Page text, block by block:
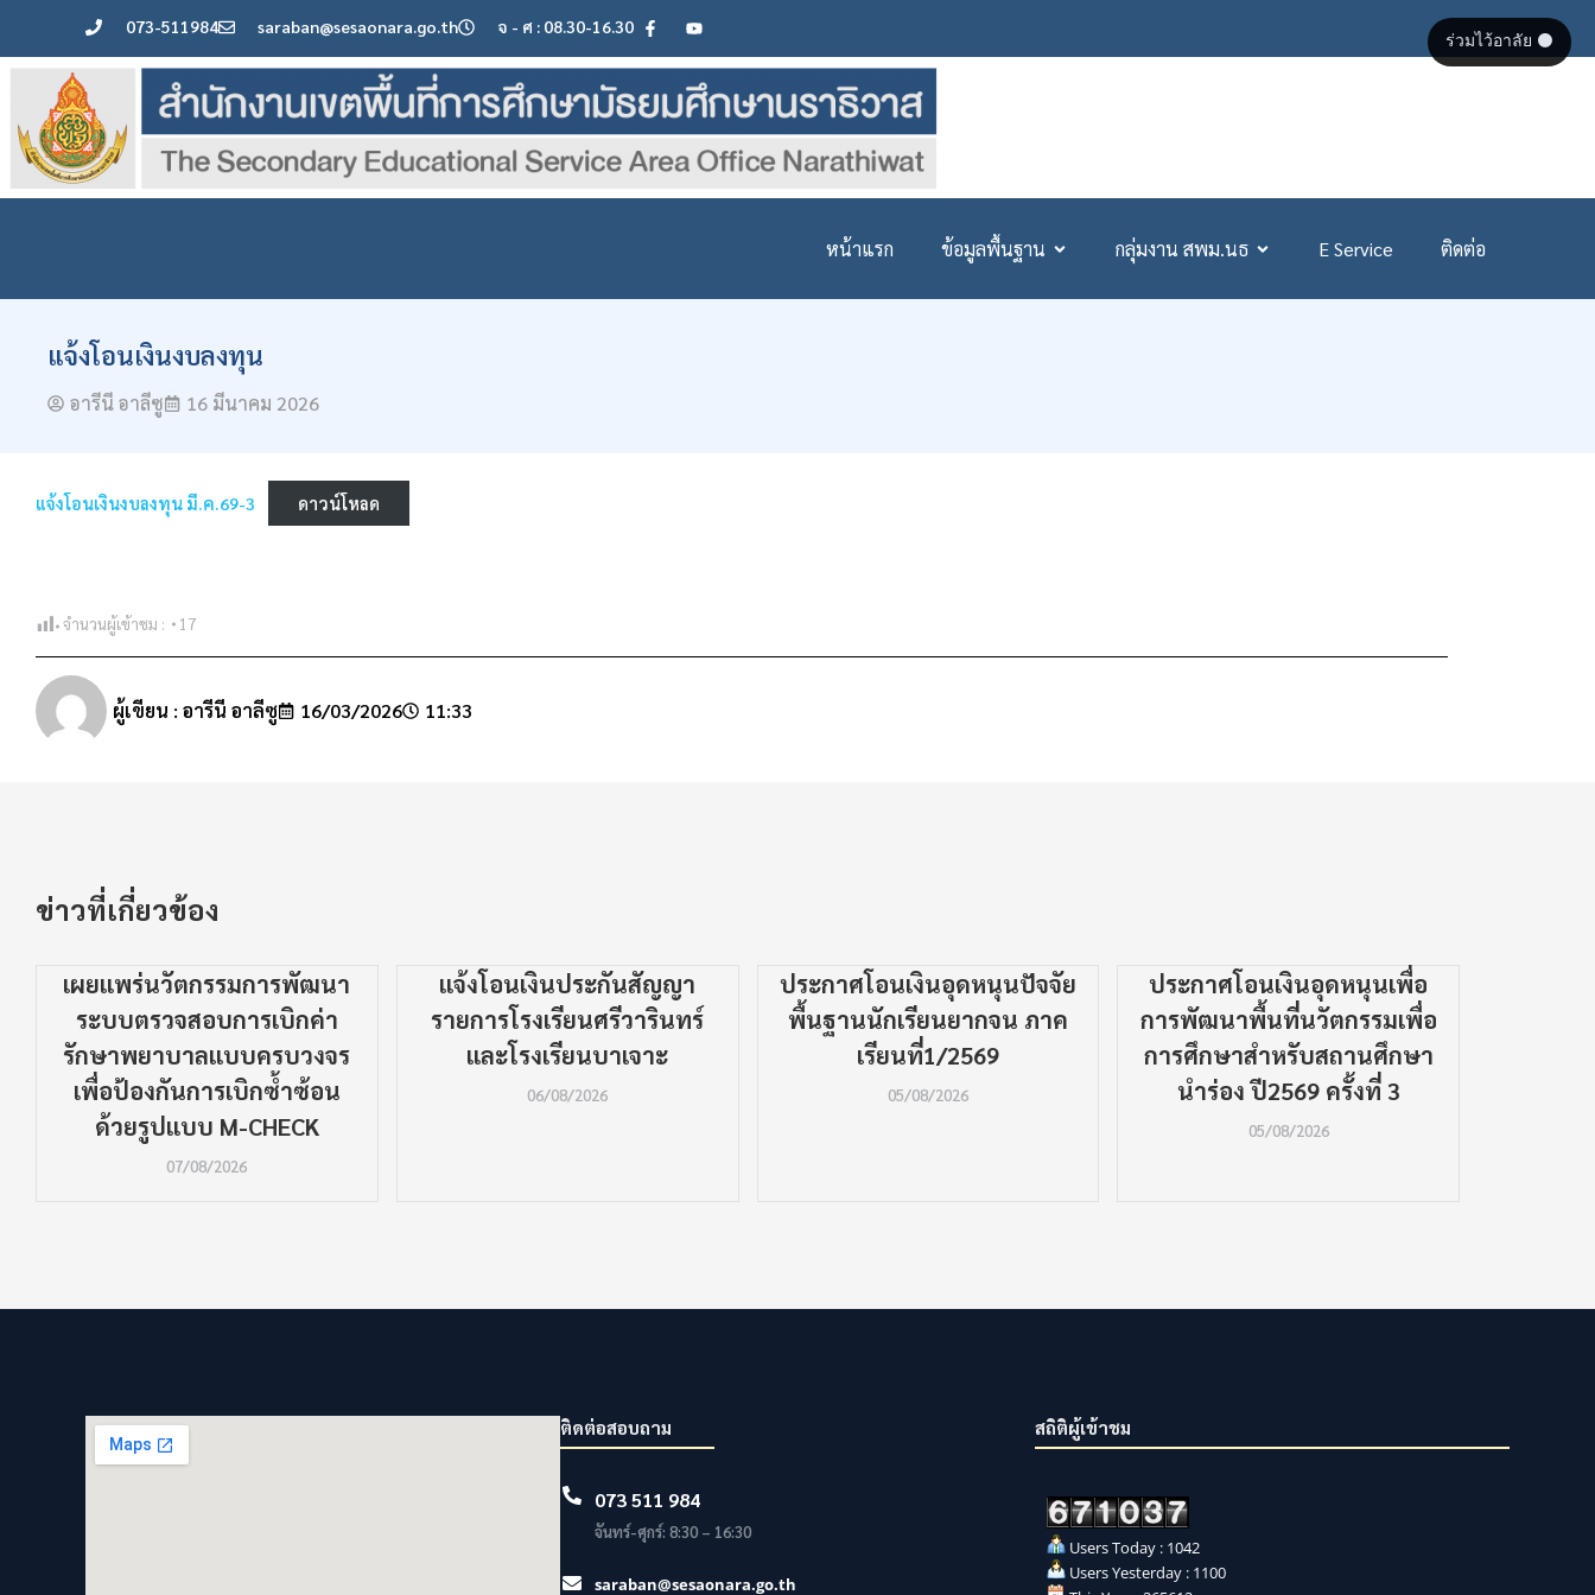
073-511984 saraban@sesaonara.go.th จ - ศ : 08.30-16.30
หน้าแรก ข้อมูลพื้นฐาน กลุ่มงาน สพม.นธ E Service ติดต่อ
แจ้งโอนเงินงบลงทุน
อารีนี อาลีซู 16 มีนาคม 2026
แจ้งโอนเงินงบลงทุน มี.ค.69-3 ดาวน์โหลด
จำนวนผู้เข้าชม : 17
ผู้เขียน : อารีนี อาลีซู 16/03/2026 11:33
ข่าวที่เกี่ยวข้อง
เผยแพร่นวัตกรรมการพัฒนา
ระบบตรวจสอบการเบิกค่า
รักษาพยาบาลแบบครบวงจร
เพื่อป้องกันการเบิกซ้ำซ้อน
ด้วยรูปแบบ M-CHECK
07/08/2026
แจ้งโอนเงินประกันสัญญา
รายการโรงเรียนศรีวารินทร์
และโรงเรียนบาเจาะ
06/08/2026
ประกาศโอนเงินอุดหนุนปัจจัย
พื้นฐานนักเรียนยากจน ภาค
เรียนที่1/2569
05/08/2026
ประกาศโอนเงินอุดหนุนเพื่อ
การพัฒนาพื้นที่นวัตกรรมเพื่อ
การศึกษาสำหรับสถานศึกษา
นำร่อง ปี2569 ครั้งที่ 3
05/08/2026
ติดต่อสอบถาม
073 511 984
จันทร์-ศุกร์: 8:30 – 16:30
saraban@sesaonara.go.th
สถิติผู้เข้าชม
Users Today : 1042
Users Yesterday : 1100
ร่วมไว้อาลัย ⚫